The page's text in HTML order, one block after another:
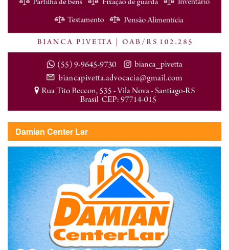
Damian Center Lar